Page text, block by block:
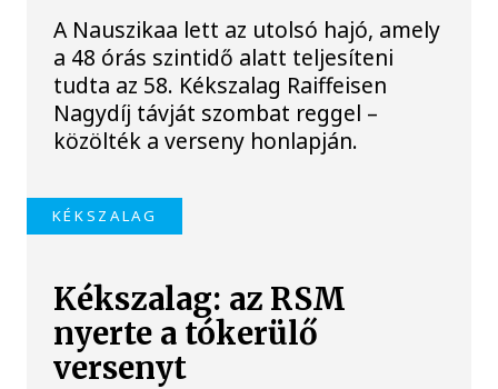
A Nauszikaa lett az utolsó hajó, amely
a 48 órás szintidő alatt teljesíteni
tudta az 58. Kékszalag Raiffeisen
Nagydíj távját szombat reggel –
közölték a verseny honlapján.
KÉKSZALAG
Kékszalag: az RSM
nyerte a tókerülő
versenyt